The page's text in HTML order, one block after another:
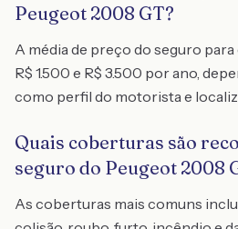
Peugeot 2008 GT?
A média de preço do seguro
R$ 1.500 e R$ 3.500 por ano,
como perfil do motorista e
Quais coberturas são
seguro do Peugeot 2008
As coberturas mais comuns